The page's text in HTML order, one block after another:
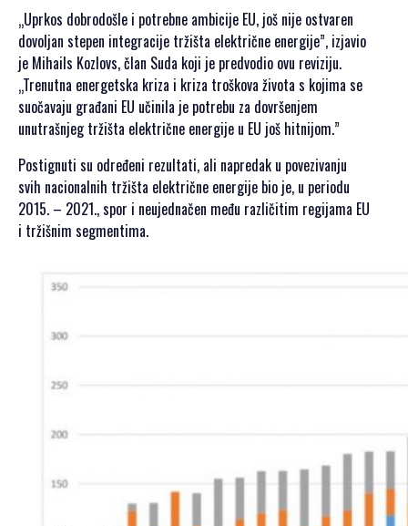
„Uprkos dobrodošle i potrebne ambicije EU, još nije ostvaren
dovoljan stepen integracije tržišta električne energije”, izjavio
je Mihails Kozlovs, član Suda koji je predvodio ovu reviziju.
„Trenutna energetska kriza i kriza troškova života s kojima se
suočavaju građani EU učinila je potrebu za dovršenjem
unutrašnjeg tržišta električne energije u EU još hitnijom.”
Postignuti su određeni rezultati, ali napredak u povezivanju
svih nacionalnih tržišta električne energije bio je, u periodu
2015. – 2021., spor i neujednačen među različitim regijama EU
i tržišnim segmentima.